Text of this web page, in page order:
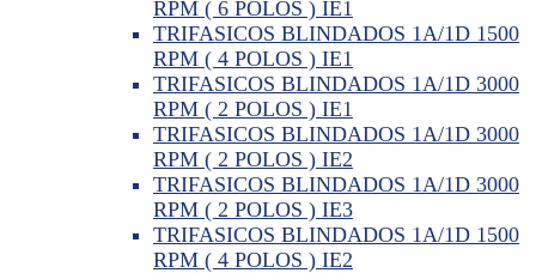
RPM ( 6 POLOS ) IE1
TRIFASICOS BLINDADOS 1A/1D 1500
RPM ( 4 POLOS ) IE1
TRIFASICOS BLINDADOS 1A/1D 3000
RPM ( 2 POLOS ) IE1
TRIFASICOS BLINDADOS 1A/1D 3000
RPM ( 2 POLOS ) IE2
TRIFASICOS BLINDADOS 1A/1D 3000
RPM ( 2 POLOS ) IE3
TRIFASICOS BLINDADOS 1A/1D 1500
RPM ( 4 POLOS ) IE2